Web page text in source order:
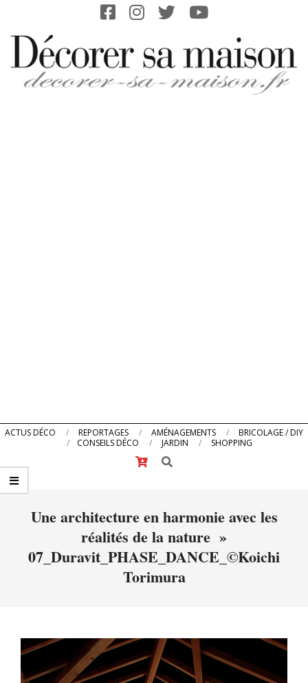
content
Primary
Menu
ACTUS DÉCO REPORTAGES AMÉNAGEMENTS
BRICOLAGE / DIY
CONSEILS DÉCO
JARDIN
SHOPPING
Search
Une architecture en harmonie avec les
réalités de la nature »
07_Duravit_PHASE_DANCE_©Koichi
Torimura